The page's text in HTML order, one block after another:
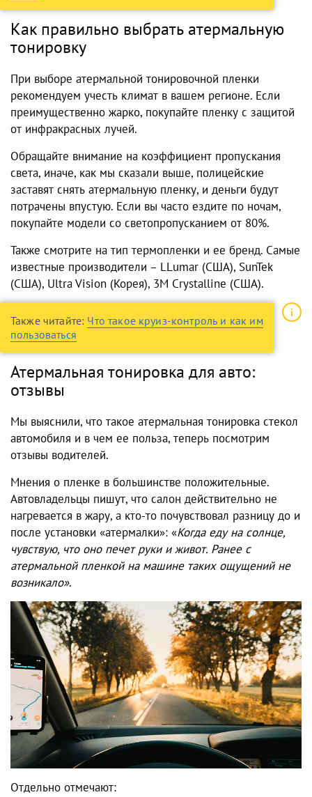
Как правильно выбрать атермальную
тонировку
При выборе атермальной тонировочной пленки
рекомендуем учесть климат в вашем регионе. Если
преимущественно жарко, покупайте пленку с защитой
от инфракрасных лучей.
Обращайте внимание на коэффициент пропускания
света, иначе, как мы сказали выше, полицейские
заставят снять атермальную пленку, и деньги будут
потрачены впустую. Если вы часто ездите по ночам,
покупайте модели со светопропусканием от 80%.
Также смотрите на тип термопленки и ее бренд. Самые
известные производители – LLumar (США), SunTek
(США), Ultra Vision (Корея), 3M Crystalline (США).
Также читайте: Что такое круиз-контроль и как им
пользоваться
Атермальная тонировка для авто:
отзывы
Мы выяснили, что такое атермальная тонировка стекол
автомобиля и в чем ее польза, теперь посмотрим
отзывы водителей.
Мнения о пленке в большинстве положительные.
Автовладельцы пишут, что салон действительно не
нагревается в жару, а кто-то почувствовал разницу до и
после установки «атермалки»: «Когда еду на солнце,
чувствую, что оно печет руки и живот. Ранее с
атермальной пленкой на машинетаких ощущений не
возникало».
Отдельно отмечают: